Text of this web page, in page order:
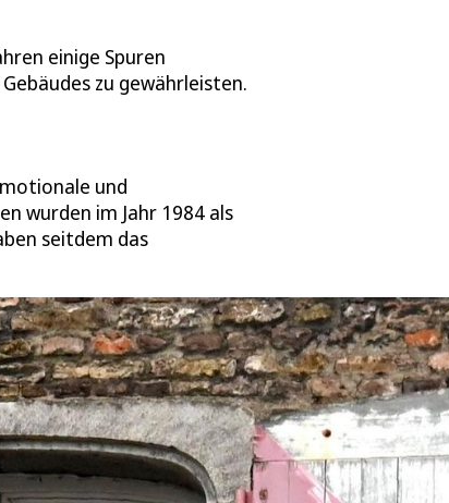
einige Spuren
zu gewährleisten.
und
wurden im Jahr 1984 als
seitdem das